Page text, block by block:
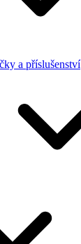
a příslušenství